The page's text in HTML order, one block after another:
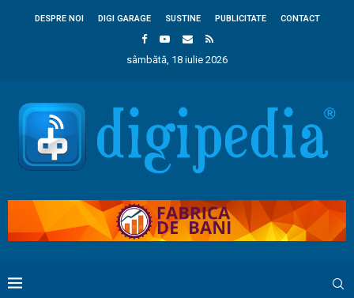
DESPRE NOI DIGI GARAGE SUSTINE PUBLICITATE CONTACT
sâmbătă, 18 iulie 2026